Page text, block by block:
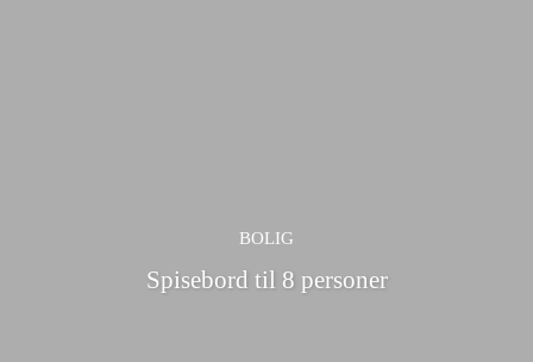
BOLIG
Spisebord til 8 personer